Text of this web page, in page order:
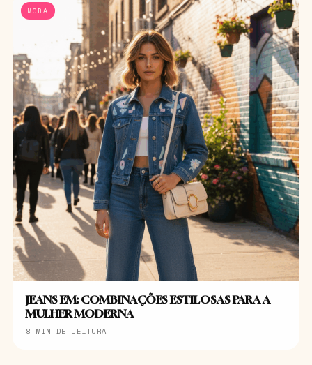
MODA
JEANS EM: COMBINAÇÕES ESTILOSAS PARA A
MULHER MODERNA
8 MIN DE LEITURA